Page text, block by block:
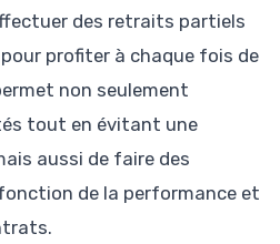
des retraits partiels
profiter à chaque fois de
non seulement
tout en évitant une
aussi de faire des
de la performance et